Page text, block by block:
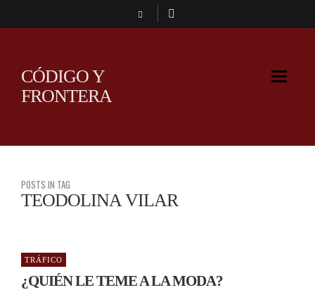
CÓDIGO Y
FRONTERA
POSTS IN TAG
TEODOLINA VILAR
TRÁFICO
¿QUIÉN LE TEME A LA MODA?